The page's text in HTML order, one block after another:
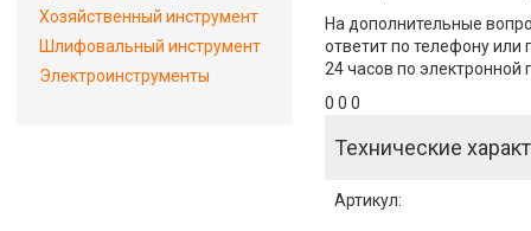
На дополнительные
ответит по телефону или
24 часов по электронной
0 0 0
Технические
Артикул:
Хозяйственный инструмент
Шлифовальный инструмент
Электроинструменты